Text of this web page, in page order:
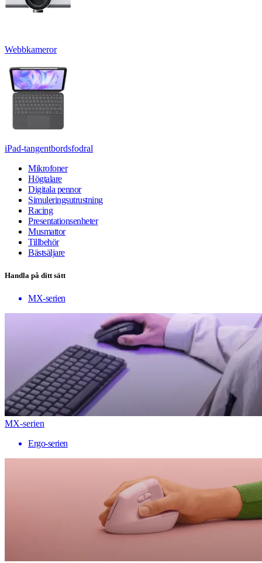
Webbkameror
iPad-tangentbordsfodral
Mikrofoner
Högtalare
Digitala pennor
Simuleringsutrustning
Racing
Presentationsenheter
Musmattor
Tillbehör
Bästsäljare
Handla på ditt sätt
MX-serien
MX-serien
Ergo-serien